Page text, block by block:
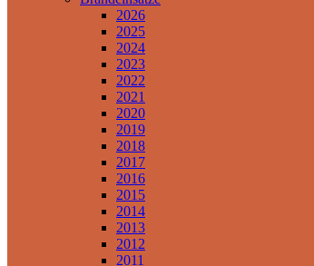
2026
2025
2024
2023
2022
2021
2020
2019
2018
2017
2016
2015
2014
2013
2012
2011